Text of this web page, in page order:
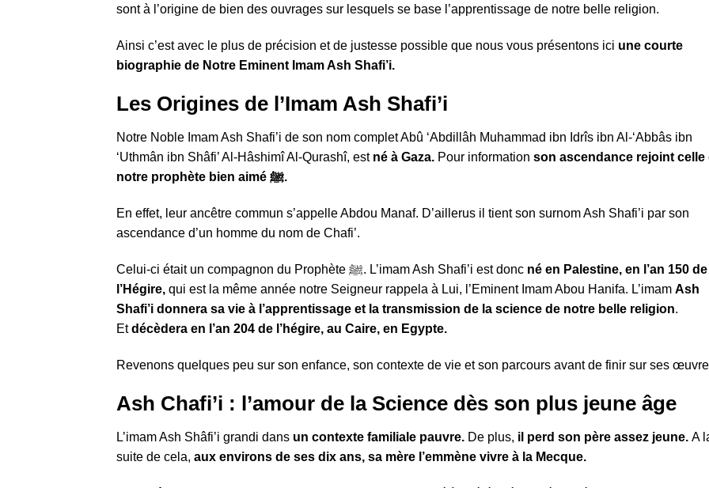
sont à l’origine de bien des ouvrages sur lesquels se base l’apprentissage de notre belle religion.
Ainsi c’est avec le plus de précision et de justesse possible que nous vous présentons ici une courte
biographie de Notre Eminent Imam Ash Shafi’i.
Les Origines de l’Imam Ash Shafi’i
Notre Noble Imam Ash Shafi’i de son nom complet Abû ‘Abdillâh Muhammad ibn Idrîs ibn Al-‘Abbâs ibn
‘Uthmân ibn Shâfi’ Al-Hâshimî Al-Qurashî, est né à Gaza. Pour information son ascendance rejoint celle
notre prophète bien aimé ﷺ.
En effet, leur ancêtre commun s’appelle Abdou Manaf. D’aillerus il tient son surnom Ash Shafi’i par son
ascendance d’un homme du nom de Chafi’.
Celui-ci était un compagnon du Prophète ﷺ. L’imam Ash Shafi’i est donc né en Palestine, en l’an 150 de
l’Hégire, qui est la même année notre Seigneur rappela à Lui, l’Eminent Imam Abou Hanifa. L’imam Ash
Shafi’i donnera sa vie à l’apprentissage et la transmission de la science de notre belle religion.
Etdécèdera en l’an 204 de l’hégire, au Caire, en Egypte.
Revenons quelques peu sur son enfance, son contexte de vie et son parcours avant de finir sur ses
Ash Chafi’i : l’amour de la Science dès son plus jeune âge
L’imam Ash Shâfi’i grandi dans un contexte familiale pauvre. De plus, il perd son père assez jeune. A
suite de cela, aux environs de ses dix ans, sa mère l’emmène vivre à la Mecque.